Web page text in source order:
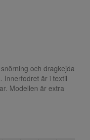
och dragkejda
Innerfodret är i textil
Modellen är extra